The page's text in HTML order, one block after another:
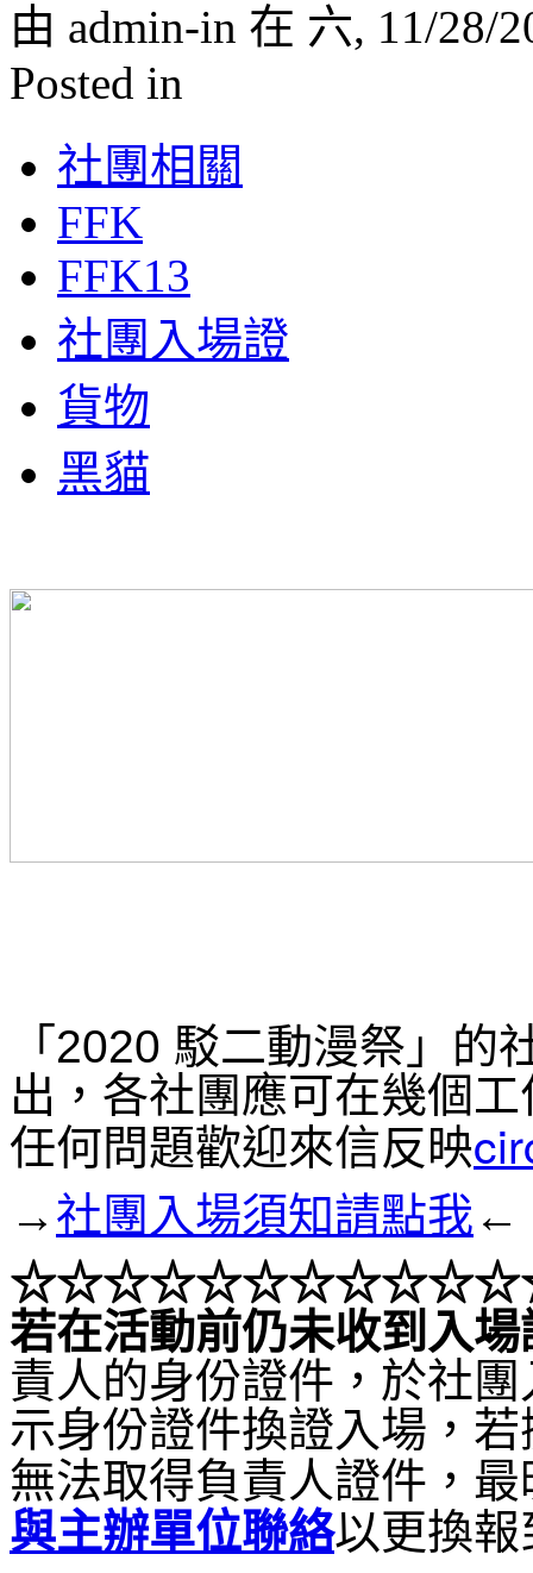
由 admin-in 在 六, 11/28/
Posted in
社團相關
FFK
FFK13
社團入場證
貨物
黑貓
「2020 駁二動漫祭」的
出，各社團應可在幾個
任何問題歡迎來信反映
→ 社團入場須知請點我 ←
☆☆☆☆☆☆☆☆☆
若在活動前仍未收到入場
責人的身份證件，於社
示身份證件換證入場，
無法取得負責人證件，最
與主辦單位聯絡以更換